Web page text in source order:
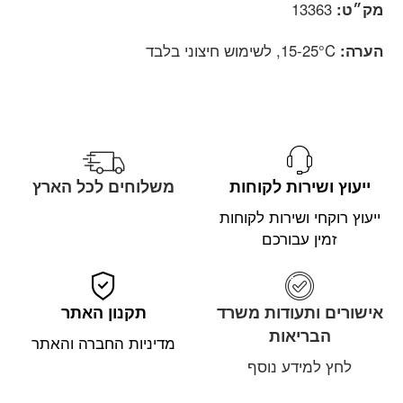
מק״ט:13363
הערה:15-25°C, לשימוש חיצוני בלבד
ייעוץ ושירות לקוחות
ייעוץ רוקחי ושירות לקוחות
זמין עבורכם
משלוחים לכל הארץ
אישורים ותעודות משרד
הבריאות
לחץ למידע נוסף
תקנון האתר
מדיניות החברה והאתר